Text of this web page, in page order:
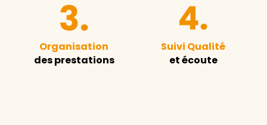
Organisation
des prestations
Suivi Qualité
et écoute